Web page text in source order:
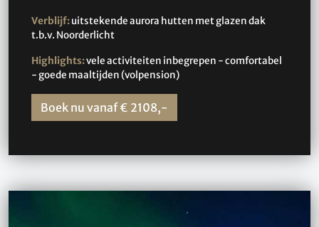
Verblijf:uitstekende aurora hutten met glazen dak
t.b.v. Noorderlicht
Highlights:vele activiteiten inbegrepen - comfortabel
- goede maaltijden (volpension)
Boek nu vanaf € 2108,-